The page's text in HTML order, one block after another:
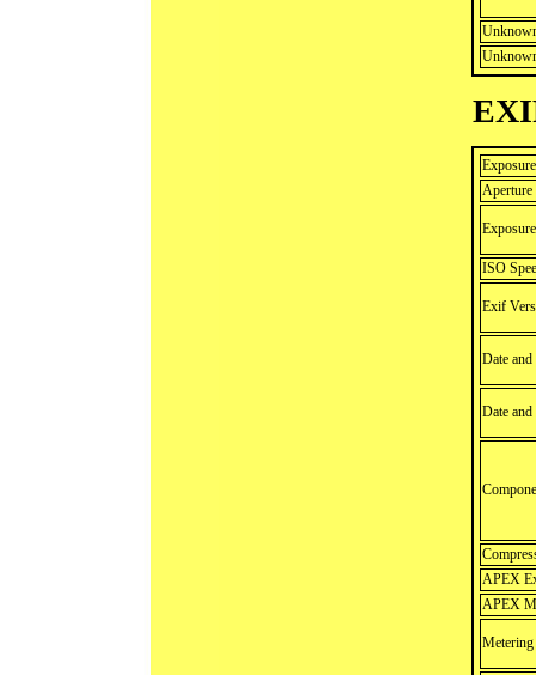
Aperture
ISO
Exif
Date
Date
APEX
APEX